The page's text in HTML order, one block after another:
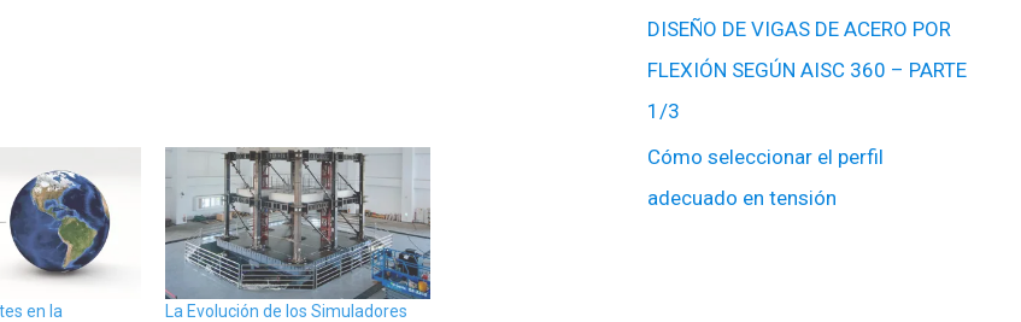
en la
La Evolución de los Simuladores
DISEÑO DE VIGAS DE ACERO POR
FLEXIÓN SEGÚN AISC 360 – PARTE
1/3
Cómo seleccionar el perfil
adecuado en tensión